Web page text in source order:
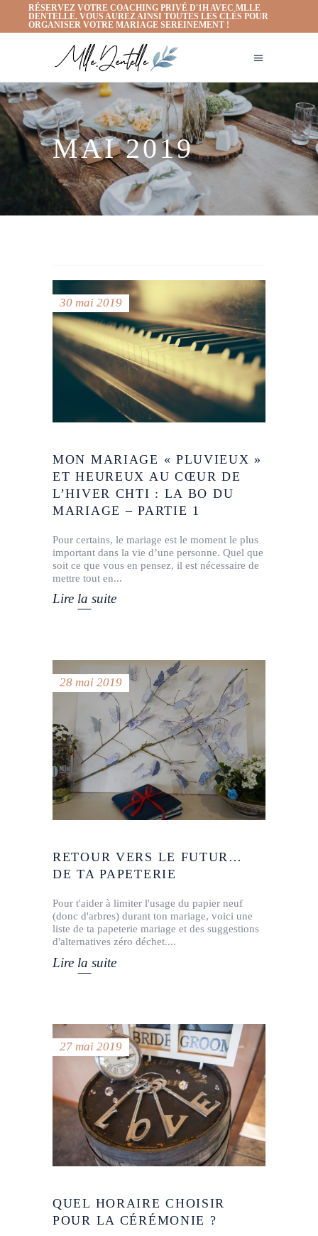
RÉSERVEZ VOTRE COACHING PRIVÉ D'1H AVEC MLLE
DENTELLE. VOUS AUREZ AINSI TOUTES LES CLÉS POUR
ORGANISER VOTRE MARIAGE SEREINEMENT !
MAI 2019
30 mai 2019
MON MARIAGE « PLUVIEUX »
ET HEUREUX AU CŒUR DE
L’HIVER CHTI : LA BO DU
MARIAGE – PARTIE 1
Pour certains, le mariage est le moment le plus
important dans la vie d’une personne. Quel que
soit ce que vous en pensez, il est nécessaire de
mettre tout en
Lire la suite
28 mai 2019
RETOUR VERS LE FUTUR…
DE TA PAPETERIE
Pour t'aider à limiter l'usage du papier neuf
(donc d'arbres) durant ton mariage, voici une
liste de ta papeterie mariage et des suggestions
d'alternatives zéro déchet.
Lire la suite
27 mai 2019
QUEL HORAIRE CHOISIR
POUR LA CÉRÉMONIE ?